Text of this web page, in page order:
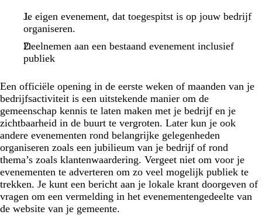
Je eigen evenement, dat toegespitst is op jouw bedrijf
organiseren.
Deelnemen aan een bestaand evenement inclusief
publiek
Een officiële opening in de eerste weken of maanden van je
bedrijfsactiviteit is een uitstekende manier om de
gemeenschap kennis te laten maken met je bedrijf en je
zichtbaarheid in de buurt te vergroten. Later kun je ook
andere evenementen rond belangrijke gelegenheden
organiseren zoals een jubilieum van je bedrijf of rond
thema’s zoals klantenwaardering. Vergeet niet om voor je
evenementen te adverteren om zo veel mogelijk publiek te
trekken. Je kunt een bericht aan je lokale krant doorgeven of
vragen om een vermelding in het evenementengedeelte van
de website van je gemeente.